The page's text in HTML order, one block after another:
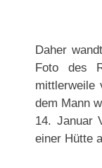
Daher
Foto des
mittlerweile
dem Mann
14. Januar
einer Hütte